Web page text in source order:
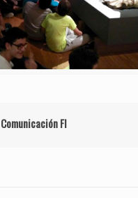
Comunicación FI